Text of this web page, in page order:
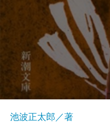
池波正太郎／著